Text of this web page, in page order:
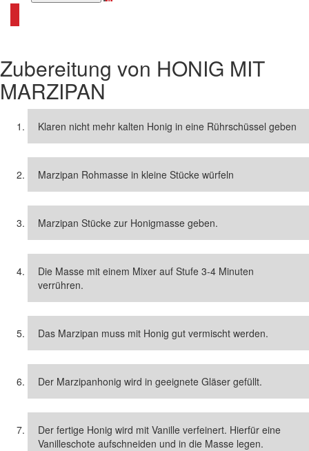
Zubereitung von HONIG MIT
MARZIPAN
Klaren nicht mehr kalten Honig in eine Rührschüssel geben
Marzipan Rohmasse in kleine Stücke würfeln
Marzipan Stücke zur Honigmasse geben.
Die Masse mit einem Mixer auf Stufe 3-4 Minuten
verrühren.
Das Marzipan muss mit Honig gut vermischt werden.
Der Marzipanhonig wird in geeignete Gläser gefüllt.
Der fertige Honig wird mit Vanille verfeinert. Hierfür eine
Vanilleschote aufschneiden und in die Masse legen.